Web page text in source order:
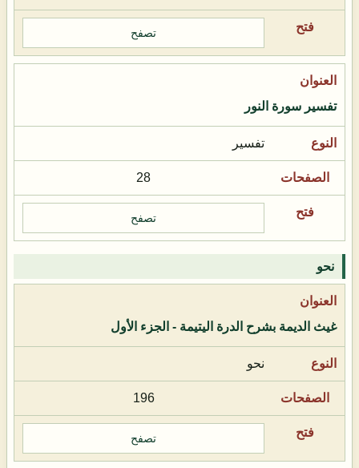
تصفح
تفسير سورة النور
تفسير
28
تصفح
نحو
غيث الديمة بشرح الدرة اليتيمة - الجزء الأول
نحو
196
تصفح